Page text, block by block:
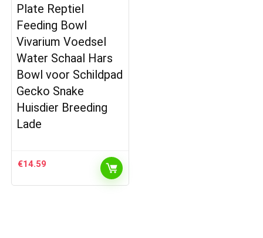
Plate Reptiel
Feeding Bowl
Vivarium Voedsel
Water Schaal Hars
Bowl voor Schildpad
Gecko Snake
Huisdier Breeding
Lade
€14.59